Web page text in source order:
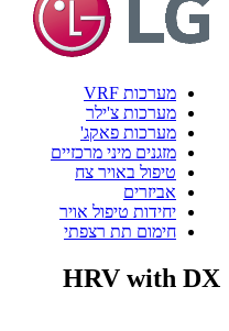
מערכות VRF
מערכות צ'ילר
מערכות פאקג'
מזגנים מיני מרכזיים
טיפול באויר צח
אביזרים
יחידות טיפול אויר
חימום תת רצפתי
HRV with DX